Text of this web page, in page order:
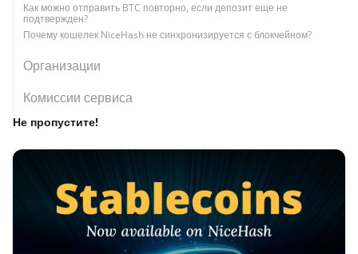
Как можно отправить BTC повторно, если депозит еще не
подтвержден?
Почему кошелек NiceHash не синхронизируется с блокчейном?
Организации
Комиссии сервиса
Не пропустите!